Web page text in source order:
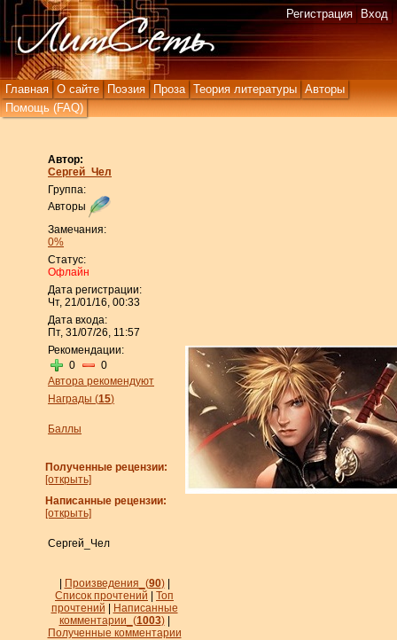
Главная О сайте Поэзия Проза Теория литературы
Авторы
Помощь (FAQ)
Регистрация Вход
Автор:
Сергей_Чел
Группа:
Авторы
Замечания:
0%
Статус:
Офлайн
Дата регистрации:
Чт, 21/01/16, 00:33
Дата входа:
Пт, 31/07/26, 11:57
Рекомендации:
0
0
Автора рекомендуют
Награды (15)
Баллы
Полученные рецензии:
[открыть]
Написанные рецензии:
[открыть]
Сергей_Чел
Произведения_ (90)
Список прочтений
Топ
прочтений
Написанные
комментарии_ (1003)|
Полученные комментарии